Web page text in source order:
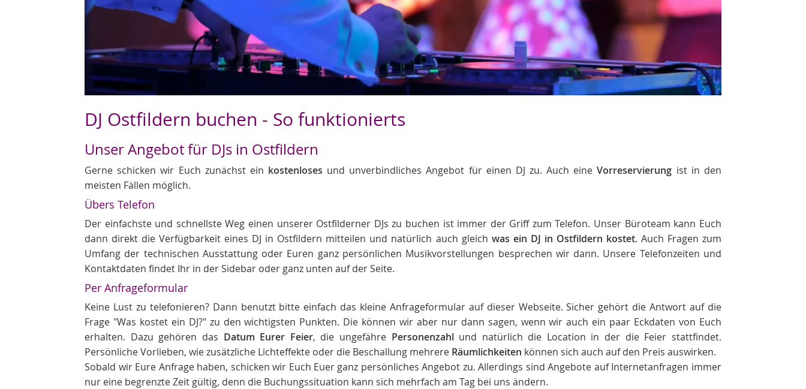
DJ Ostfildern buchen - So funktionierts
Unser Angebot für DJs in Ostfildern
Gerne schicken wir Euch zunächst ein kostenloses und unverbindliches Angebot für einen DJ zu. Auch eineVorreservierung ist in den
meisten Fällen möglich.
Übers Telefon
Der einfachste und schnellste Weg einen unserer Ostfilderner DJs zu buchen ist immer der Griff zum Telefon. Unser Büroteam kann Euch
dann direkt die Verfügbarkeit eines DJ in Ostfildern mitteilen und natürlich auch gleich was ein DJ in Ostfildern kostet. Auch Fragen zum
Umfang der technischen Ausstattung oder Euren ganz persönlichen Musikvorstellungen besprechen wir dann. Unsere Telefonzeiten und
Kontaktdaten findet Ihr in der Sidebar oder ganz unten auf der Seite.
Per Anfrageformular
Keine Lust zu telefonieren? Dann benutzt bitte einfach das kleine Anfrageformular auf dieser Webseite. Sicher gehört die Antwort auf die
Frage "Was kostet ein DJ?" zu den wichtigsten Punkten. Die können wir aber nur dann sagen, wenn wir auch ein paar Eckdaten von Euch
erhalten. Dazu gehören das Datum Eurer Feier, die ungefähre Personenzahlund natürlich die Location in der die Feier stattfindet.
Persönliche Vorlieben, wie zusätzliche Lichteffekte oder die Beschallung mehrere Räumlichkeiten können sich auch auf den Preis auswirken.
Sobald wir Eure Anfrage haben, schicken wir Euch Euer ganz persönliches Angebot zu. Allerdings sind Angebote auf Internetanfragen immer
nur eine begrenzte Zeit gültig, denn die Buchungssituation kann sich mehrfach am Tag bei uns ändern.